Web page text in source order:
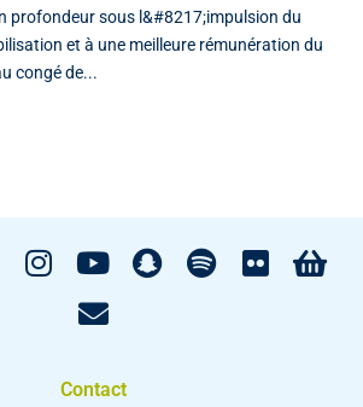
profondeur sous l&#8217;impulsion du
et à une meilleure rémunération du
congé de...
Contact